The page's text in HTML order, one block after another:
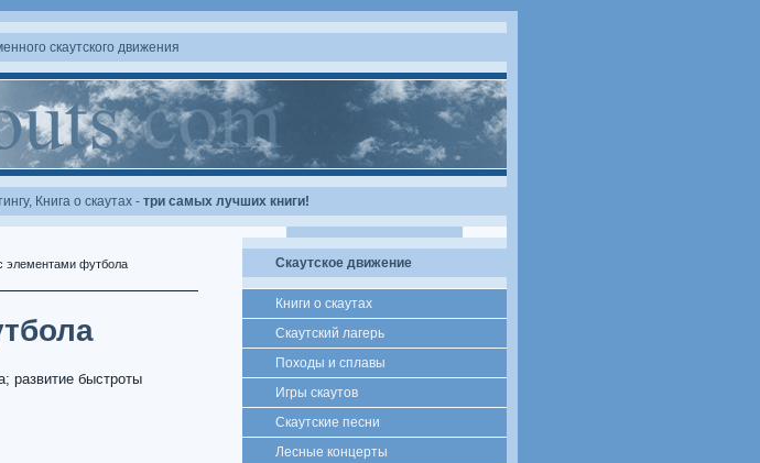
скаутского движения
, Книга о скаутах - три самых лучших книги!
элементами футбола
развитие быстроты
Скаутское движение
Книги о скаутах
Скаутский лагерь
Походы и сплавы
Игры скаутов
Скаутские песни
Лесные концерты